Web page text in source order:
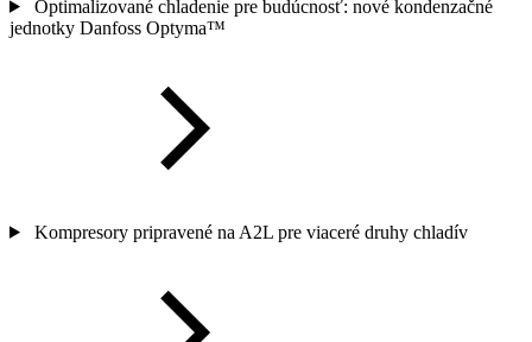
Optimalizované chladenie pre budúcnosť: nové kondenzačné
jednotky Danfoss Optyma™
Kompresory pripravené na A2L pre viaceré druhy chladív